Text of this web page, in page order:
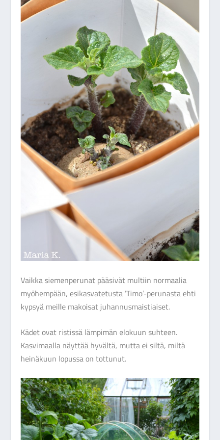
Vaikka siemenperunat pääsivät multiin normaalia
myöhempään, esikasvatetusta ’Timo’-perunasta ehti
kypsyä meille makoisat juhannusmaistiaiset.
Kädet ovat ristissä lämpimän elokuun suhteen.
Kasvimaalla näyttää hyvältä, mutta ei siltä, miltä
heinäkuun lopussa on tottunut.